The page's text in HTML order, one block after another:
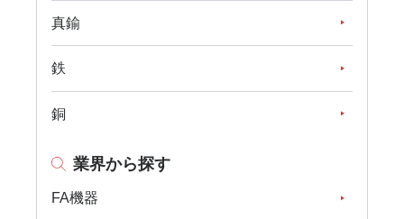
真鍮
鉄
銅
業界から探す
FA機器